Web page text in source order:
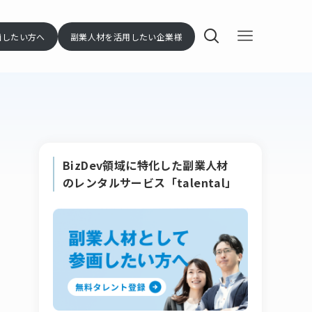
たい方へ 副業人材を活用したい企業様
BizDev領域に特化した副業人材
のレンタルサービス「talental」